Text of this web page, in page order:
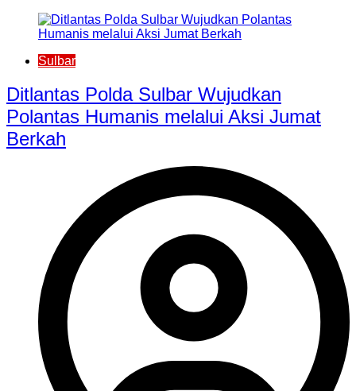
Sulbar
Ditlantas Polda Sulbar Wujudkan
Polantas Humanis melalui Aksi Jumat
Berkah